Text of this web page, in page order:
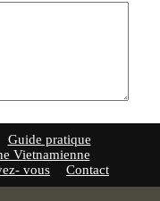
Guide pratique
Vietnamienne
vous Contact